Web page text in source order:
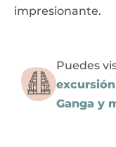
impresionante.
Puedes
Ganga y